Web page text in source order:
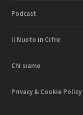
Podcast
Il Nuoto in Cifre
Chi siamo
Privacy & Cookie Policy